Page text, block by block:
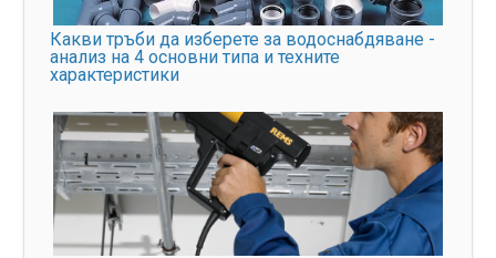
Какви тръби да изберете за водоснабдяване -
анализ на 4 основни типа и техните
характеристики